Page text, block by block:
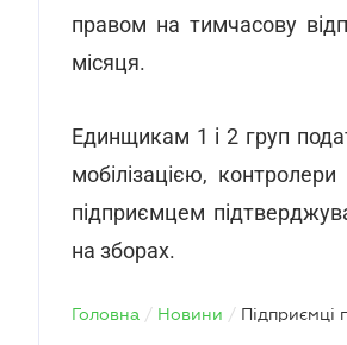
правом на тимчасову
місяця.
Единщикам 1 і 2 груп
мобілізацією,
підприємцем
на зборах.
Головна / Новини /